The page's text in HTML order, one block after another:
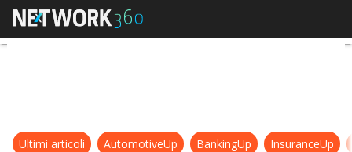
Telco per l’Italia 360SummIT
Ultimi articoli AutomotiveUp BankingUp InsuranceUp